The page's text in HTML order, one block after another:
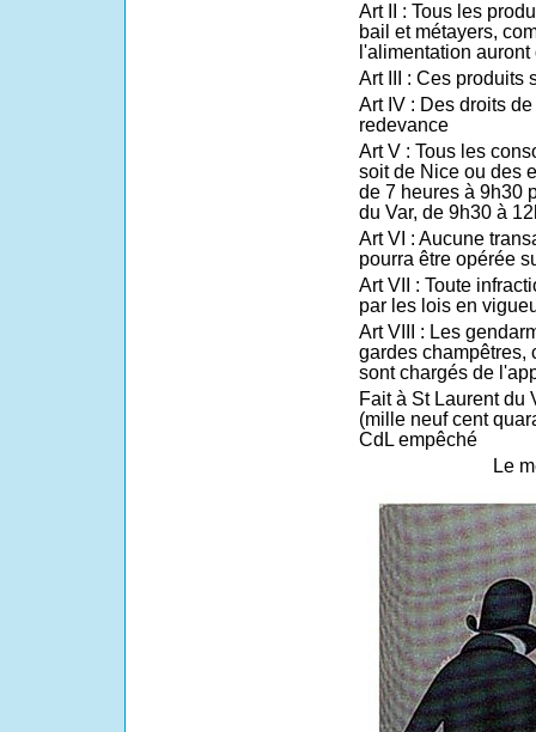
Art II : Tous les
bail et métayers,
l'alimentation
Art III : Ces produits
Art IV : Des droits
redevance
Art V : Tous les
soit de Nice ou des
de 7 heures à 9h30
du Var, de 9h30 à
Art VI : Aucune
pourra être opérée
Art VII : Toute
par les lois en
Art VIII : Les
gardes champêtres,
sont chargés de
Fait à St Laurent du
(mille neuf cent
CdL empêché
Le